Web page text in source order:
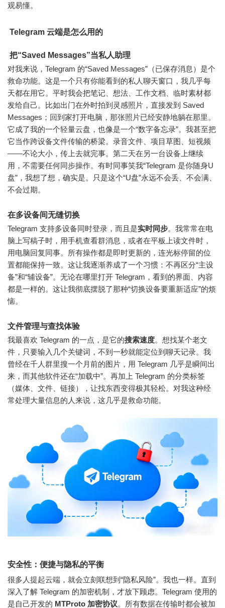
观易懂。
Telegram 云端是怎么用 的
把“Saved Messages”当私人助理
对我来说，Telegram 的“Saved Messages”（已保存消息）是个
救命功能。这是一个只有你能看到的私人聊天窗口，我几乎每
天都在用它。平时我会把笔记、想法、工作文档、临时素材都
发给自己。比如出门在外时拍到灵感照片，直接发到 Saved
Messages；回到家打开电脑，那张照片已经安静地躺在那里。
它成了我的一个轻量云盘，也像是一个“数字备忘录”。我甚至把
它当作跨设备文件传输的桥梁。录音文件、项目草图、短视频
——不论大小，传上去就完事。第二天在另一台设备上继续
用，不需要任何同步操作。有时同事笑我“Telegram 是你随身U
盘”，我想了想，确实是。只是这个“U盘”永远不会丢、不会满、
不会过期。
在多设备间无缝切换
Telegram 支持多设备同时登录，而且是实时同步。我常常在电
脑上写稿子时，用手机查看群消息，或者在平板上读文件时，
用电脑回复同事。所有操作都是即时更新的，连光标停留的位
置都能保持一致。这让我逐渐养成了一个习惯：不再区分“主设
备”和“辅设备”。无论在哪里打开 Telegram，看到的界面、内容
都是一样的。这让我彻底摆脱了那种“切换设备要重新适应”的烦
恼。
文件管理与查找体验
我最喜欢 Telegram 的一点，是它的搜索速度。想找某个老文
件，只要输入几个关键词，不到一秒就能定位到聊天记录。我
曾经在千人群里搜一个月前的图片，用 Telegram 几乎是瞬间出
来，而其他软件还在“加载中”。再加上 Telegram 的分类标签
（媒体、文件、链接），让找东西变得极其轻松。对我这种经
常处理大量信息的人来说，这几乎是救命功能。
安全性：便捷与隐私的平衡
很多人提起云端，就会立刻联想到“隐私风险”。我也一样。直到
深入了解 Telegram 的加密机制，才放下顾虑。Telegram 使用的
是自己开发的 MTProto 加密协议。所有数据在传输时都会被加